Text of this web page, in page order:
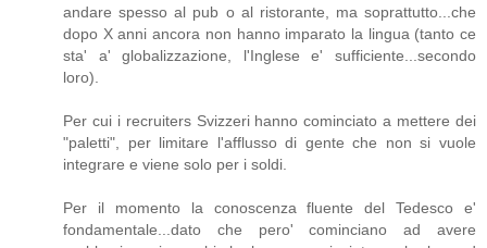
andare spesso al pub o al ristorante, ma soprattutto...che
dopo X anni ancora non hanno imparato la lingua (tanto ce
sta' a' globalizzazione, l'Inglese e' sufficiente...secondo
loro).
Per cui i recruiters Svizzeri hanno cominciato a mettere dei
"paletti", per limitare l'afflusso di gente che non si vuole
integrare e viene solo per i soldi.
Per il momento la conoscenza fluente del Tedesco e'
fondamentale...dato che pero' cominciano ad avere